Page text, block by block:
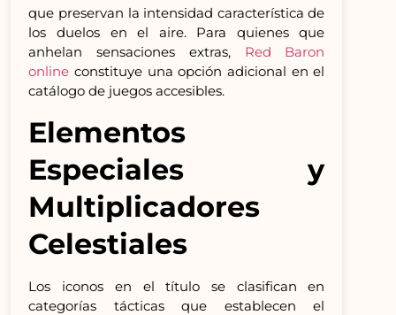
que preservan la intensidad característica de
los duelos en el aire. Para quienes que
anhelan sensaciones extras, Red Baron
online constituye una opción adicional en el
catálogo de juegos accesibles.
Elementos
Especiales y
Multiplicadores
Celestiales
Los iconos en el título se clasifican en
categorías tácticas que establecen el